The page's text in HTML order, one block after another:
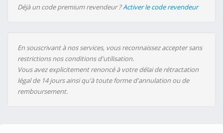
Déjà un code premium revendeur ?Activer le code revendeur
En souscrivant à nos services, vous reconnaissez accepter sans
restrictions nos conditions d'utilisation.
Vous avez explicitement renoncé à votre délai de rétractation
légal de 14 jours ainsi qu'à toute forme d'annulation ou de
remboursement.